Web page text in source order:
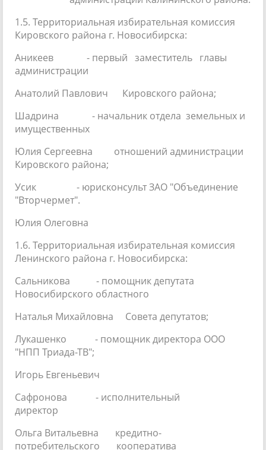
1.5. Территориальная избирательная комиссия
Кировского района г. Новосибирска:
Аникеев - первый заместитель главы
администрации
Анатолий Павлович Кировского района;
Шадрина - начальник отдела земельных и
имущественных
Юлия Сергеевна отношений администрации
Кировского района;
Усик - юрисконсульт ЗАО "Объединение
"Вторчермет".
Юлия Олеговна
1.6. Территориальная избирательная комиссия
Ленинского района г. Новосибирска:
Сальникова - помощник депутата
Новосибирского областного
Наталья Михайловна Совета депутатов;
Лукашенко - помощник директора ООО
"НПП Триада-ТВ";
Игорь Евгеньевич
Сафронова - исполнительный
директор
Ольга Витальевна кредитно-
потребительского кооператива